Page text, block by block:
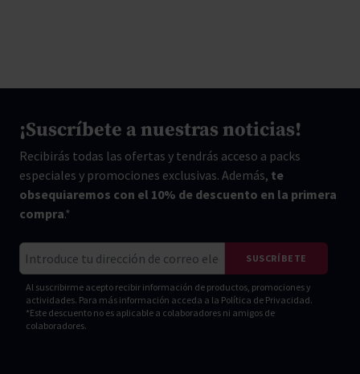
¡Suscríbete a nuestras noticias!
Recibirás todas las ofertas y tendrás acceso a packs
especiales y promociones exclusivas. Además, te
obsequiaremos con el 10% de descuento en la primera
compra.*
SUSCRÍBETE
Al suscribirme acepto recibir información de productos, promociones y
actividades. Para más información acceda a la Política de Privacidad.
*Este descuento no es aplicable a colaboradores ni amigos de
colaboradores.